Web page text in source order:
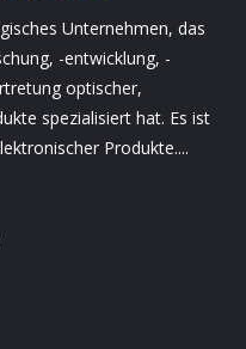
Unternehmen, das
-entwicklung, -
optischer,
spezialisiert hat. Es ist
Produkte....